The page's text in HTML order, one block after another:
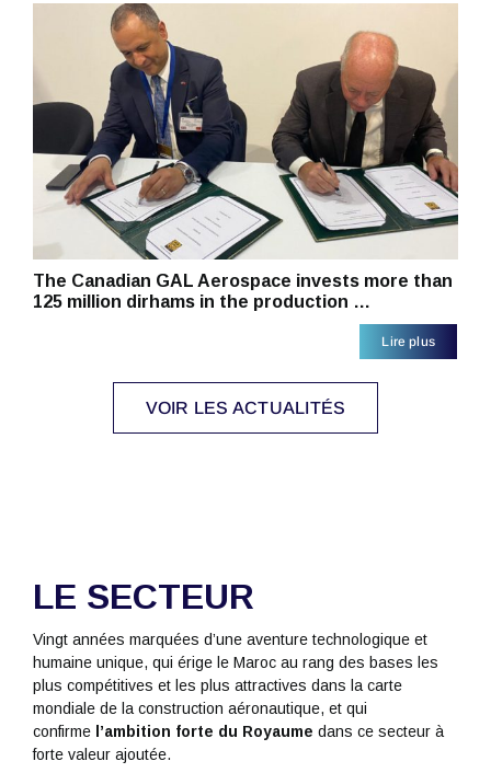
The Canadian GAL Aerospace invests more than
125 million dirhams in the production …
Lire plus
VOIR LES ACTUALITÉS
LE SECTEUR
Vingt années marquées d’une aventure technologique et
humaine unique, qui érige le Maroc au rang des bases les
plus compétitives et les plus attractives dans la carte
mondiale de la construction aéronautique, et qui
confirme l’ambition forte du Royaume dans ce secteur à
forte valeur ajoutée.